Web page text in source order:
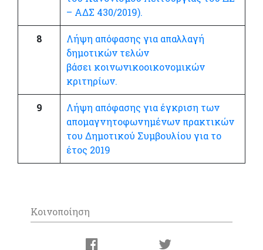
– ΑΔΣ 430/2019).
8
Λήψη απόφασης για απαλλαγή
δημοτικών τελών
βάσει κοινωνικοοικονομικών
κριτηρίων.
9
Λήψη απόφασης για έγκριση των
απομαγνητοφωνημένων πρακτικών
του Δημοτικού Συμβουλίου για το
έτος 2019
Κοινοποίηση